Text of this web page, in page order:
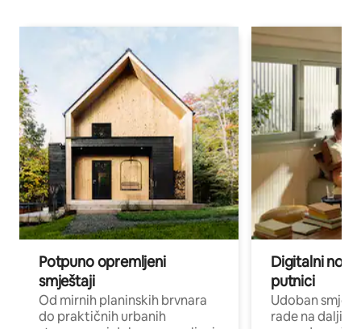
Potpuno opremljeni
smještaji
Od mirnih planinskih brvnara
do praktičnih urbanih
Digitalni
putnici
Udoban
rade na